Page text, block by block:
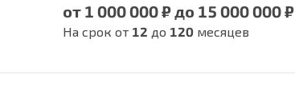
от 1 000 000 ₽ до 15 000 000 ₽
На срок от 12 до 120месяцев